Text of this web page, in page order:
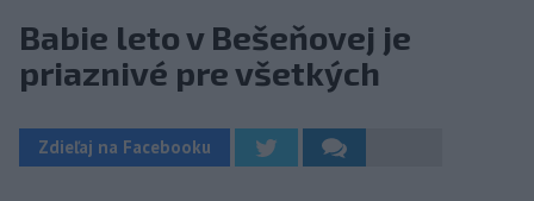
Babie leto v Bešeňovej je
priaznivé pre všetkých
Zdieľaj na Facebooku